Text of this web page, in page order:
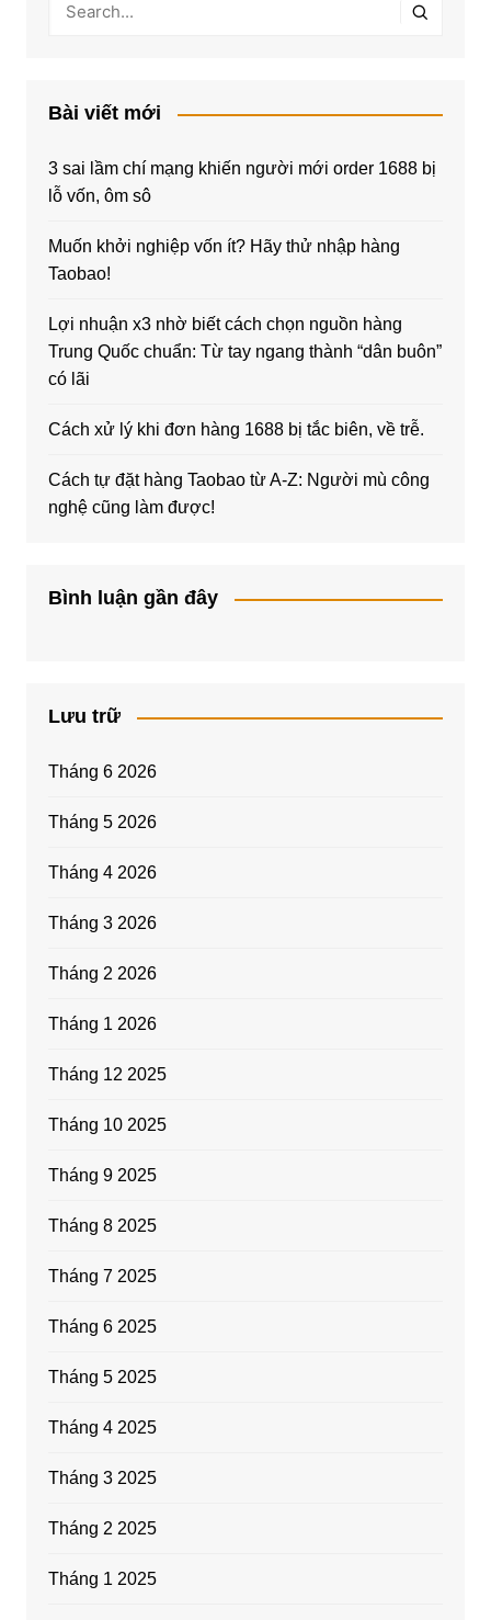
Bài viết mới
3 sai lầm chí mạng khiến người mới order 1688 bị
lỗ vốn, ôm sô
Muốn khởi nghiệp vốn ít? Hãy thử nhập hàng
Taobao!
Lợi nhuận x3 nhờ biết cách chọn nguồn hàng
Trung Quốc chuẩn: Từ tay ngang thành “dân buôn”
có lãi
Cách xử lý khi đơn hàng 1688 bị tắc biên, về trễ.
Cách tự đặt hàng Taobao từ A-Z: Người mù công
nghệ cũng làm được!
Bình luận gần đây
Lưu trữ
Tháng 6 2026
Tháng 5 2026
Tháng 4 2026
Tháng 3 2026
Tháng 2 2026
Tháng 1 2026
Tháng 12 2025
Tháng 10 2025
Tháng 9 2025
Tháng 8 2025
Tháng 7 2025
Tháng 6 2025
Tháng 5 2025
Tháng 4 2025
Tháng 3 2025
Tháng 2 2025
Tháng 1 2025